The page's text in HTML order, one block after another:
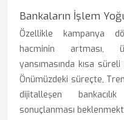
Bankaların İşlem
Özellikle kampanya
hacminin artması,
yansımasında kısa
Önümüzdeki süreçte,
dijitalleşen
sonuçlanması